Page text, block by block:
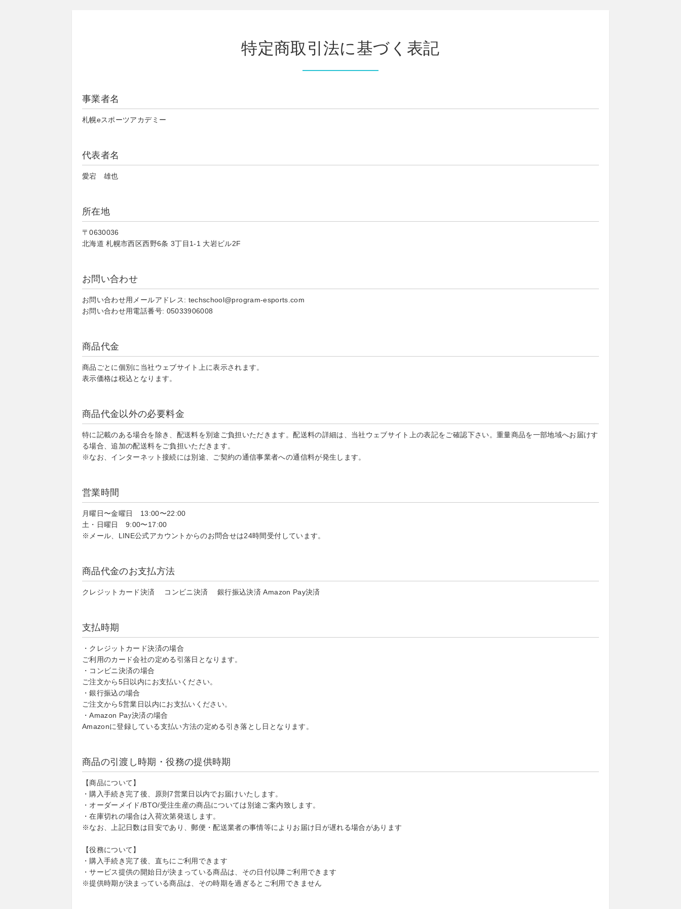
特定商取引法に基づく表記
事業者名
札幌eスポーツアカデミー
代表者名
愛宕 雄也
所在地
〒0630036
北海道 札幌市西区西野6条 3丁目1-1 大岩ビル2F
お問い合わせ
お問い合わせ用メールアドレス: techschool@program-esports.com
お問い合わせ用電話番号: 05033906008
商品代金
商品ごとに個別に当社ウェブサイト上に表示されます。
表示価格は税込となります。
商品代金以外の必要料金
特に記載のある場合を除き、配送料を別途ご負担いただきます。配送料の詳細は、当社ウェブサイト上の表記をご確認下さい。重量商品を一部地域へお届けす
る場合、追加の配送料をご負担いただきます。
※なお、インターネット接続には別途、ご契約の通信事業者への通信料が発生します。
営業時間
月曜日〜金曜日 13:00〜22:00
土・日曜日 9:00〜17:00
※メール、LINE公式アカウントからのお問合せは24時間受付しています。
商品代金のお支払方法
クレジットカード決済 コンビニ決済 銀行振込決済 Amazon Pay決済
支払時期
・クレジットカード決済の場合
ご利用のカード会社の定める引落日となります。
・コンビニ決済の場合
ご注文から5日以内にお支払いください。
・銀行振込の場合
ご注文から5営業日以内にお支払いください。
・Amazon Pay決済の場合
Amazonに登録している支払い方法の定める引き落とし日となります。
商品の引渡し時期・役務の提供時期
【商品について】
・購入手続き完了後、原則7営業日以内でお届けいたします。
・オーダーメイド/BTO/受注生産の商品については別途ご案内致します。
・在庫切れの場合は入荷次第発送します。
※なお、上記日数は目安であり、郵便・配送業者の事情等によりお届け日が遅れる場合があります
【役務について】
・購入手続き完了後、直ちにご利用できます
・サービス提供の開始日が決まっている商品は、その日付以降ご利用できます
※提供時期が決まっている商品は、その時期を過ぎるとご利用できません